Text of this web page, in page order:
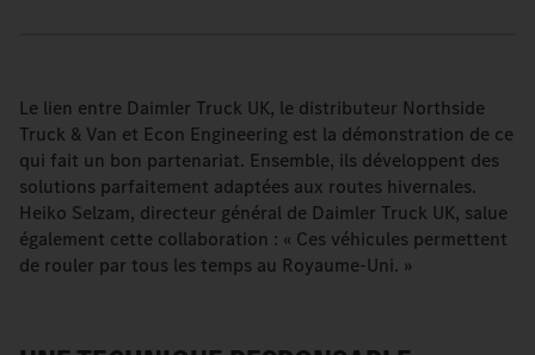
Le lien entre Daimler Truck UK, le distributeur Northside
Truck & Van et Econ Engineering est la démonstration de ce
qui fait un bon partenariat. Ensemble, ils développent des
solutions parfaitement adaptées aux routes hivernales.
Heiko Selzam, directeur général de Daimler Truck UK, salue
également cette collaboration : « Ces véhicules permettent
de rouler par tous les temps au Royaume-Uni. »